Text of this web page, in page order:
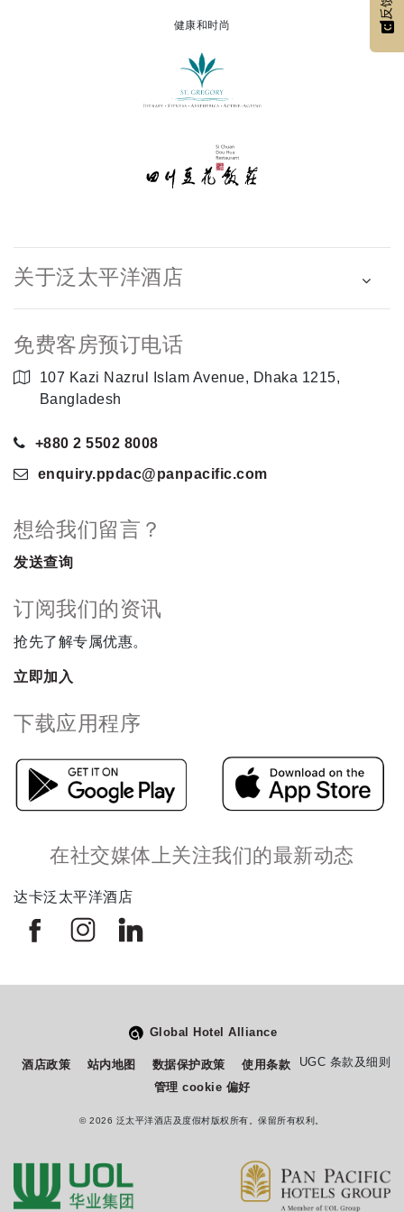
健康和时尚
关于泛太平洋酒店
免费客房预订电话
107 Kazi Nazrul Islam Avenue, Dhaka 1215,
Bangladesh
+880 2 5502 8008
enquiry.ppdac@panpacific.com
想给我们留言？
发送查询
订阅我们的资讯
抢先了解专属优惠。
立即加入
下载应用程序
在社交媒体上关注我们的最新动态
达卡泛太平洋酒店
Global Hotel Alliance
酒店政策 站内地图 数据保护政策 使用条款
UGC 条款及细则
管理 cookie 偏好
© 2026 泛太平洋酒店及度假村版权所有。保留所有权利。
反馈
您如何评价在本网站的体验?
从
一
个
很满意